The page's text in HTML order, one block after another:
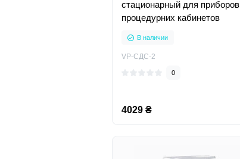
стационарный для приборов
процедурних кабинетов
В наличии
VP-СДС-2
0
4029 ₴